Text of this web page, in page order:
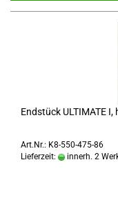
End­stück UL­TI­MA­TE
Art.Nr.: K8-550-475-86
Lieferzeit:
innerh. 2